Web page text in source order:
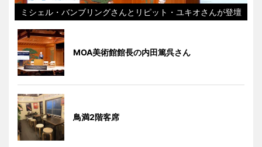
ミシェル・バンブリングさんとリピット・ユキオさんが登壇
MOA美術館館長の内田篤呉さん
鳥満2階客席